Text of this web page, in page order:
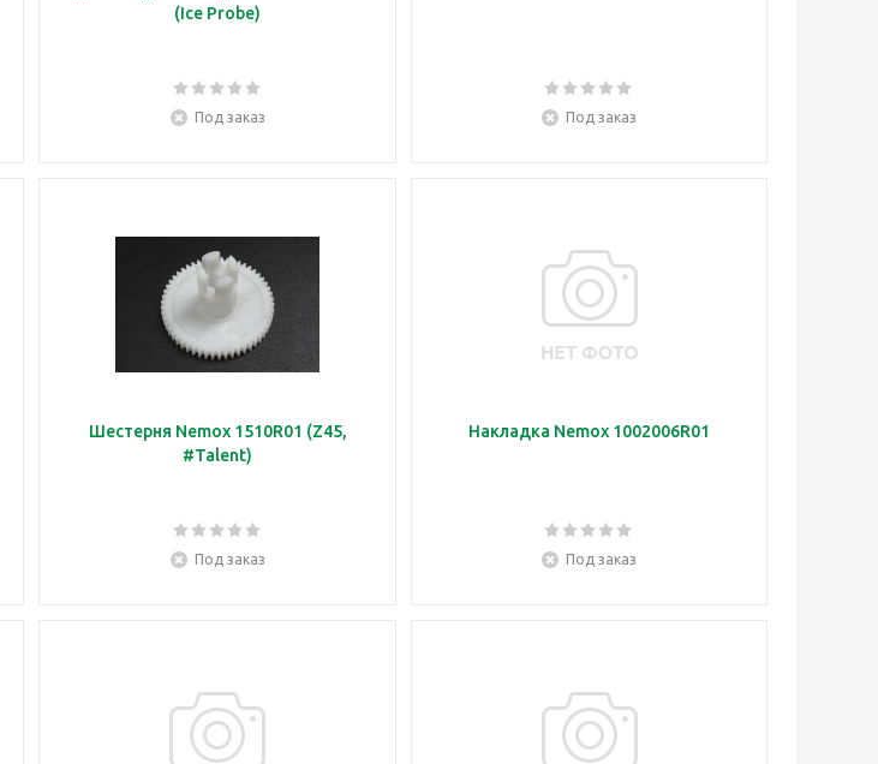
(Ice Probe)
Под заказ Под заказ
Шестерня Nemox 1510R01 (Z45,
#Talent)
Под заказ
Накладка Nemox 1002006R01
Под заказ